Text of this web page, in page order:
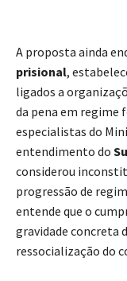
A proposta ainda
prisional,
ligados a
da pena em regime
especialistas do
entendimento do
considerou
progressão de
entende que o
gravidade concreta
ressocialização do